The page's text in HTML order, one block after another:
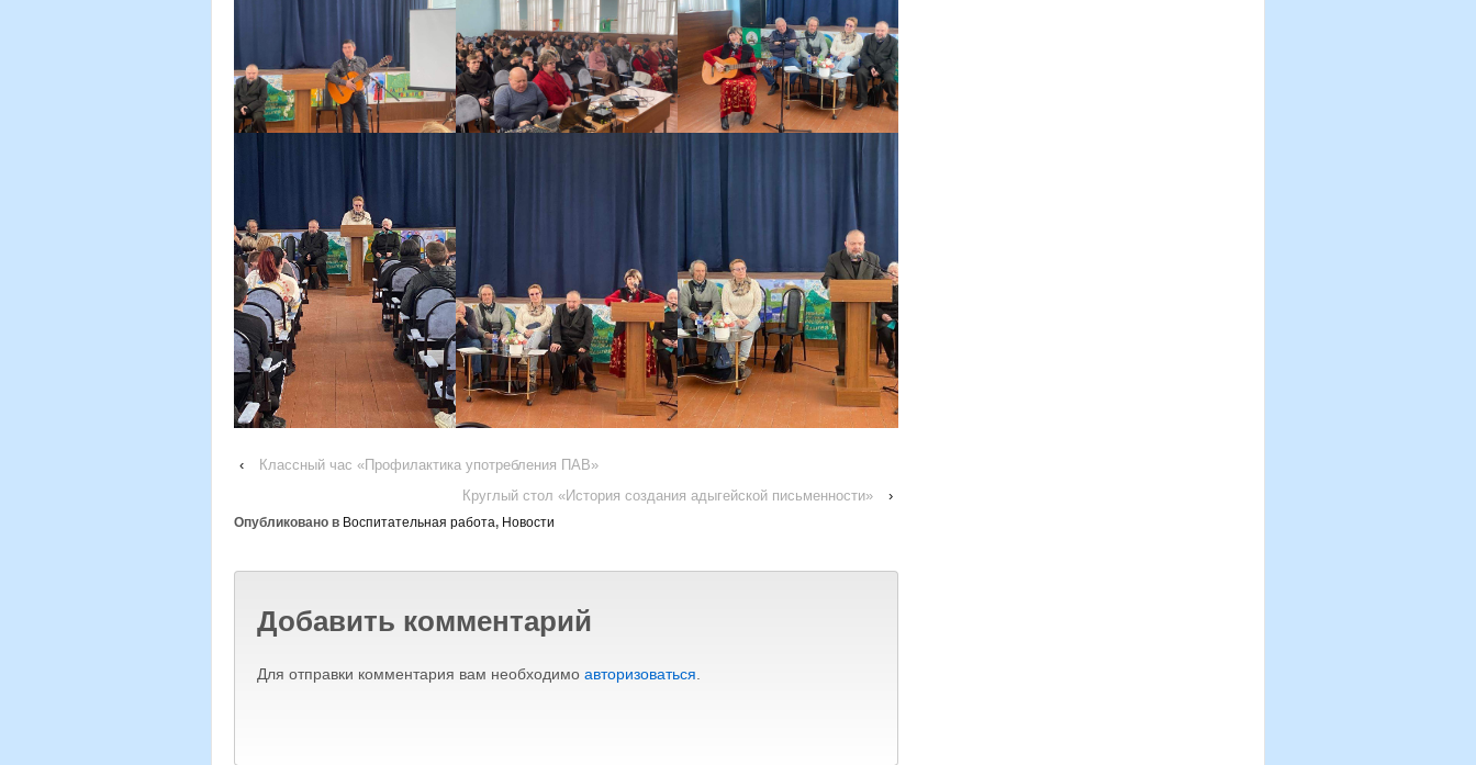
‹
Классный час «Профилактика употребления ПАВ»
Круглый стол «История создания адыгейской письменности»
›
Опубликовано в Воспитательная работа, Новости
Добавить комментарий
Для отправки комментария вам необходимо авторизоваться